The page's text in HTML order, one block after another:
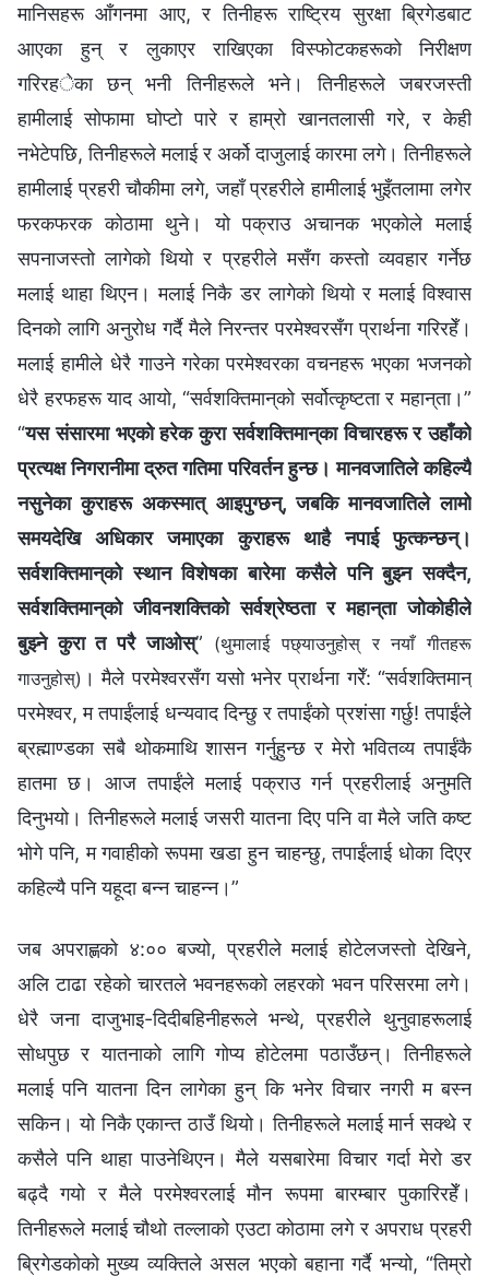
मानिसहरू आँगनमा आए, र तिनीहरू राष्ट्रिय सुरक्षा ब्रिगेडबाट
आएका हुन् र लुकाएर राखिएका विस्फोटकहरूको निरीक्षण
गरिरहेका छन् भनी तिनीहरूले भने। तिनीहरूले जबरजस्ती
हामीलाई सोफामा घोप्टो पारे र हाम्रो खानतलासी गरे, र केही
नभेटेपछि, तिनीहरूले मलाई र अर्को दाजुलाई कारमा लगे। तिनीहरूले
हामीलाई प्रहरी चौकीमा लगे, जहाँ प्रहरीले हामीलाई भुइँतलामा लगेर
फरकफरक कोठामा थुने। यो पक्राउ अचानक भएकोले मलाई
सपनाजस्तो लागेको थियो र प्रहरीले मसँग कस्तो व्यवहार गर्नेछ
मलाई थाहा थिएन। मलाई निकै डर लागेको थियो र मलाई विश्‍वास
दिनको लागि अनुरोध गर्दै मैले निरन्तर परमेश्‍वरसँग प्रार्थना गरिरहेँ।
मलाई हामीले धेरै गाउने गरेका परमेश्‍वरका वचनहरू भएका भजनको
धेरै हरफहरू याद आयो, “सर्वशक्तिमान्‌को सर्वोत्कृष्टता र महान्‌ता।”
“यस संसारमा भएको हरेक कुरा सर्वशक्तिमान्‌का विचारहरू र उहाँको
प्रत्यक्ष निगरानीमा द्रुत गतिमा परिवर्तन हुन्छ। मानवजातिले कहिल्यै
नसुनेका कुराहरू अकस्मात् आइपुग्छन्, जबकि मानवजातिले लामो
समयदेखि अधिकार जमाएका कुराहरू थाहै नपाई फुत्कन्छन्।
सर्वशक्तिमान्‌को स्थान विशेषका बारेमा कसैले पनि बुझ्न सक्दैन,
सर्वशक्तिमान्‌को जीवनशक्तिको सर्वश्रेष्ठता र महान्‌ता जोकोहीले
बुझ्ने कुरा त परै जाओस्” (थुमालाई पछ्याउनुहोस् र नयाँ गीतहरू
गाउनुहोस्) । मैले परमेश्‍वरसँग यसो भनेर प्रार्थना गरेँ: “सर्वशक्तिमान्‌
परमेश्‍वर, म तपाईंलाई धन्यवाद दिन्छु र तपाईंको प्रशंसा गर्छु! तपाईंले
ब्रह्माण्डका सबै थोकमाथि शासन गर्नुहुन्छ र मेरो भवितव्य तपाईंकै
हातमा छ। आज तपाईंले मलाई पक्राउ गर्न प्रहरीलाई अनुमति
दिनुभयो। तिनीहरूले मलाई जसरी यातना दिए पनि वा मैले जति कष्ट
भोगे पनि, म गवाहीको रूपमा खडा हुन चाहन्छु, तपाईंलाई धोका दिएर
कहिल्यै पनि यहूदा बन्‍न चाहन्‍न।”
जब अपराह्णको ४:०० बज्यो, प्रहरीले मलाई होटेलजस्तो देखिने,
अलि टाढा रहेको चारतले भवनहरूको लहरको भवन परिसरमा लगे।
धेरै जना दाजुभाइ-दिदीबहिनीहरूले भन्थे, प्रहरीले थुनुवाहरूलाई
सोधपुछ र यातनाको लागि गोप्य होटेलमा पठाउँछन्। तिनीहरूले
मलाई पनि यातना दिन लागेका हुन् कि भनेर विचार नगरी म बस्‍न
सकिन। यो निकै एकान्त ठाउँ थियो। तिनीहरूले मलाई मार्न सक्थे र
कसैले पनि थाहा पाउनेथिएन। मैले यसबारेमा विचार गर्दा मेरो डर
बढ्दै गयो र मैले परमेश्‍वरलाई मौन रूपमा बारम्‍बार पुकारिरहेँ।
तिनीहरूले मलाई चौथो तल्‍लाको एउटा कोठामा लगे र अपराध प्रहरी
ब्रिगेडकोको मुख्य व्यक्तिले असल भएको बहाना गर्दै भन्यो, “तिम्रो